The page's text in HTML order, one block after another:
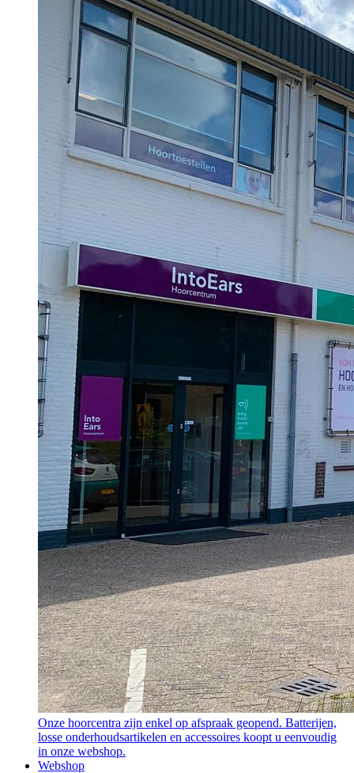
Onze hoorcentra zijn enkel op afspraak geopend. Batterijen,
losse onderhoudsartikelen en accessoires koopt u eenvoudig
in onze webshop.
Webshop